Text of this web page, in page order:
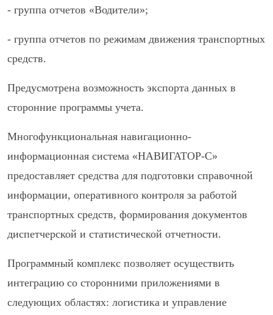
- группа отчетов «Водители»;
- группа отчетов по режимам движения транспортных
средств.
Предусмотрена возможность экспорта данных в
сторонние программы учета.
Многофункциональная навигационно-
информационная система «НАВИГАТОР-С»
предоставляет средства для подготовки справочной
информации, оперативного контроля за работой
транспортных средств, формирования документов
диспетчерской и статистической отчетности.
Программный комплекс позволяет осуществить
интеграцию со сторонними приложениями в
следующих областях: логистика и управление